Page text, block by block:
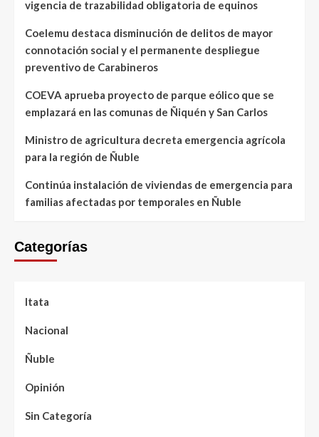
vigencia de trazabilidad obligatoria de equinos
Coelemu destaca disminución de delitos de mayor
connotación social y el permanente despliegue
preventivo de Carabineros
COEVA aprueba proyecto de parque eólico que se
emplazará en las comunas de Ñiquén y San Carlos
Ministro de agricultura decreta emergencia agrícola
para la región de Ñuble
Continúa instalación de viviendas de emergencia para
familias afectadas por temporales en Ñuble
Categorías
Itata
Nacional
Ñuble
Opinión
Sin Categoría